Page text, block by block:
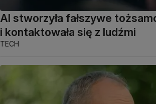
AI stworzyła fałszywe
i kontaktowała się z ludźmi
TECH